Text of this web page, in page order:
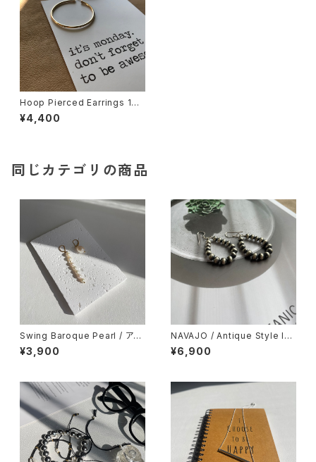
Hoop Pierced Earrings 14K
GF / ピアス
¥4,400
同じカテゴリの商品
Swing Baroque Pearl / アシ
ンメトリーピアス
¥3,900
NAVAJO / Antique Style Ind
ian Jewelry / ナバホ族 アンテ
ィークビーズピアス
¥6,900